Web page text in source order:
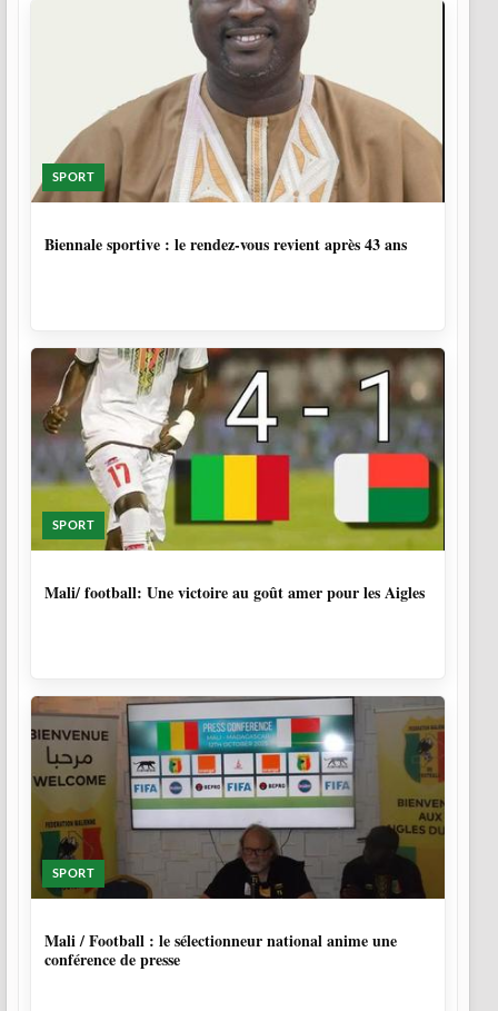
SPORT
Biennale sportive : le rendez-vous revient après 43 ans
SPORT
Mali/ football: Une victoire au goût amer pour les Aigles
SPORT
Mali / Football : le sélectionneur national anime une
conférence de presse